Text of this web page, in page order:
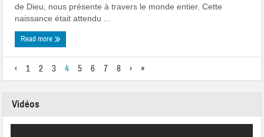
de Dieu, nous présente à travers le monde entier. Cette
naissance était attendu ...
Read more
‹ 1 2 3 4 5 6 7 8 › »
Vidéos